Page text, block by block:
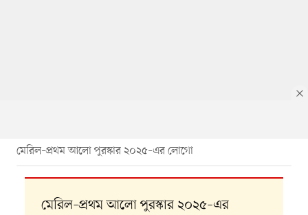
মেরিল–প্রথম আলো পুরস্কার ২০২৫–এর লোগো
মেরিল–প্রথম আলো পুরস্কার ২০২৫–এর